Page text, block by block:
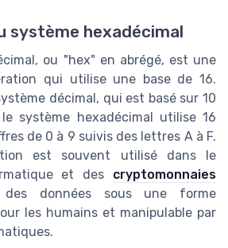
système hexadécimal
ou "hex" en abrégé, est une
qui utilise une base de 16.
décimal, qui est basé sur 10
système hexadécimal utilise 16
de 0 à 9 suivis des lettres A à F.
est souvent utilisé dans le
et des cryptomonnaies
des données sous une forme
les humains et manipulable par